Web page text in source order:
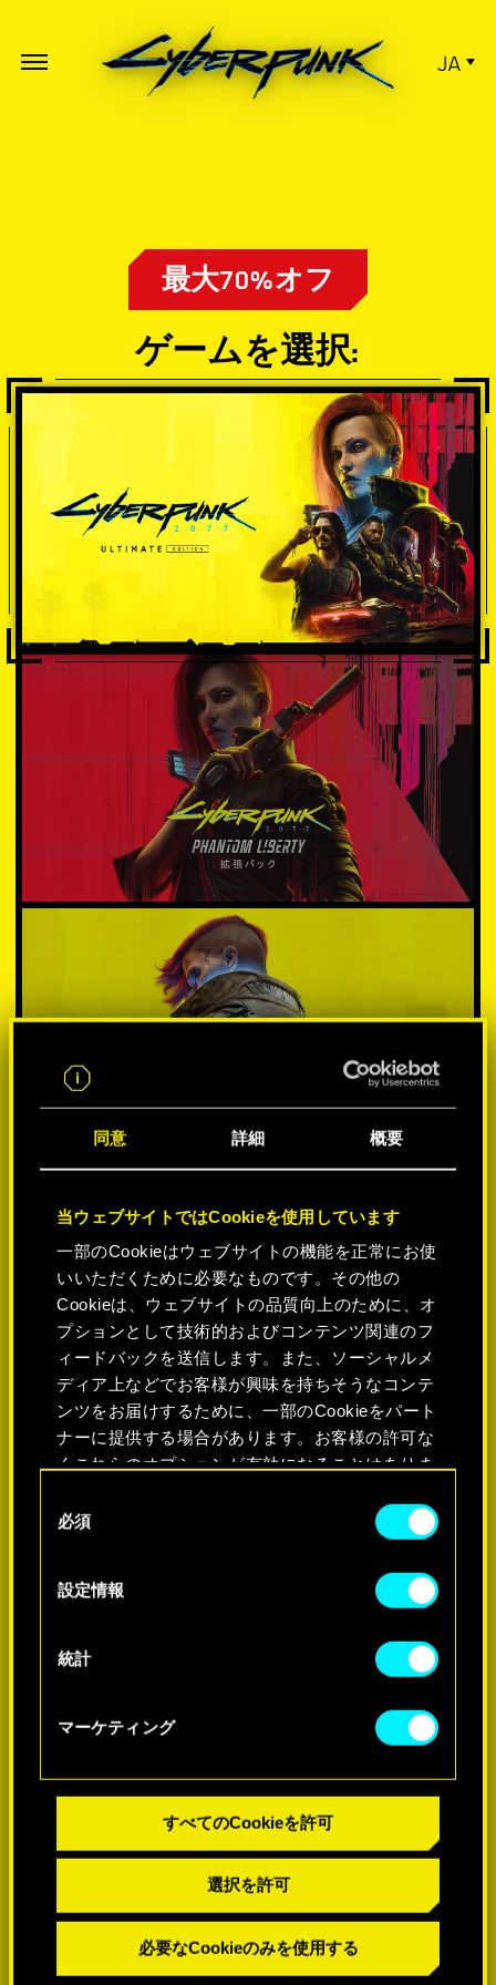
同意 詳細 概要
当ウェブサイトではCookieを使用しています
一部のCookieはウェブサイトの機能を正常にお使
いいただくために必要なものです。その他の
Cookieは、ウェブサイトの品質向上のために、オ
プションとして技術的およびコンテンツ関連のフ
ィードバックを送信します。また、ソーシャルメ
ディア上などでお客様が興味を持ちそうなコンテ
ンツをお届けするために、一部のCookieをパート
ナーに提供する場合があります。お客様の許可な
くこれらのオプションが有効になることはありま
Cookieの使用およびパフォーマンスの変更点に関
する詳細は、下記の「設定」メニューでご確認く
ださい。
必須
設定情報
統計
マーケティング
すべてのCookieを許可
選択を許可
必要なCookieのみを使用する
JA
最大70%オフ
ゲームを選択:
プラットフォームを選択:
-50%